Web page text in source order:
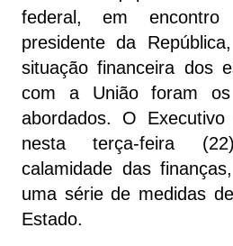
federal, em encontro
presidente da
situação financeira dos
com a União foram os
abordados. O
nesta terça-feira
calamidade das
uma série de medidas
Estado.